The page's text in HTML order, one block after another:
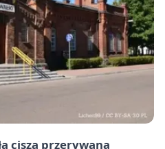
cisza przerywana